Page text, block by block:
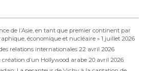
de l’Asie, en tant que premier continent par
économique et nucléaire » 1 juillet 2026
relations internationales 22 avril 2026
création d’un Hollywood arabe 20 avril 2026